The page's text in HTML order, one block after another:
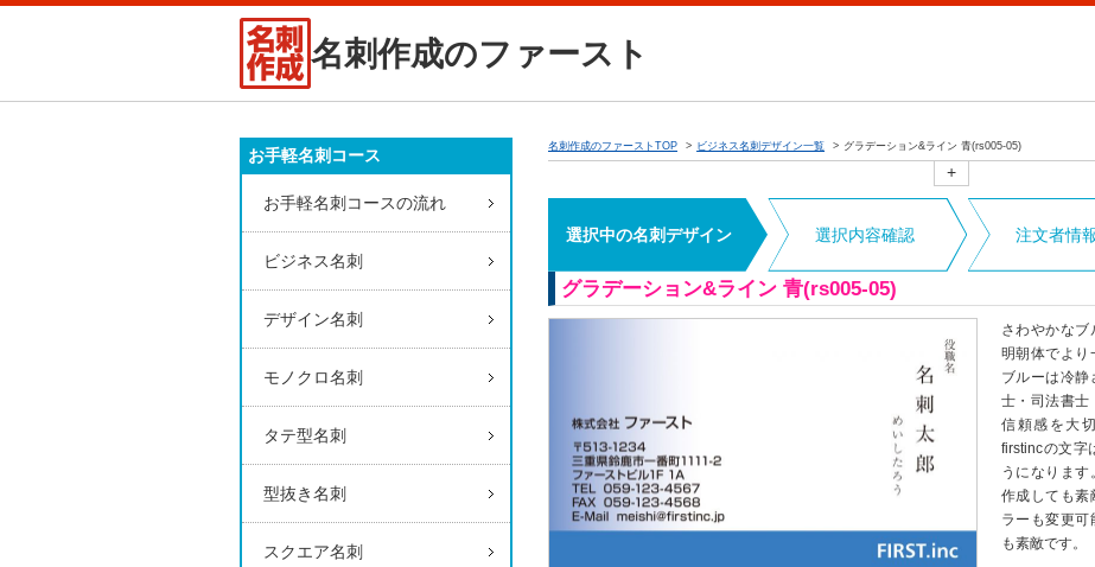
名刺作成のファースト
名刺作成のファーストTOP ビジネス名刺デザイン一覧 グラデーション&ライン 青(rs005-05)
+
選択中の名刺デザイン 選択内容確認 注文者情
グラデーション&ライン 青(rs005-05)
さわやかなブ
明朝体でより
ブルーは冷静
士・司法書士
信頼感を大
firstincの文字
うになりま
作成しても素
ラーも変更可
も素敵です。
お手軽名刺コース
お手軽名刺コースの流れ
ビジネス名刺
デザイン名刺
モノクロ名刺
タテ型名刺
型抜き名刺
スクエア名刺